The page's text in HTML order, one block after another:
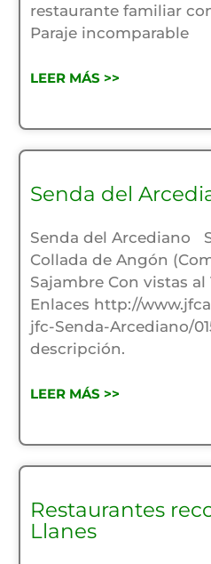
restaurante familiar
Paraje incomparable
LEER MÁS >>
Senda del
Senda del Arcediano
Collada de Angón
Sajambre Con vistas
Enlaces http://
jfc-Senda-Arcediano/
descripción.
LEER MÁS >>
Restaurantes
Llanes